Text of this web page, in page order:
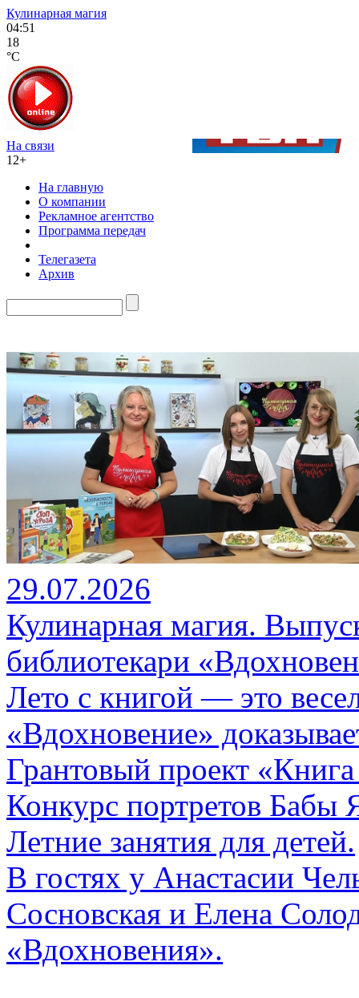
Кулинарная магия
04:51
18
°C
На связи
12+
На главную
О компании
Рекламное агентство
Программа передач
Телегазета
Архив
29.07.2026
Кулинарная магия.
библиотекари
Лето с книгой — это
«Вдохновение»
Грантовый проект
Конкурс портретов Бабы
Летние занятия для детей.
В гостях у Анастасии
Сосновская и Елена
«Вдохновения».